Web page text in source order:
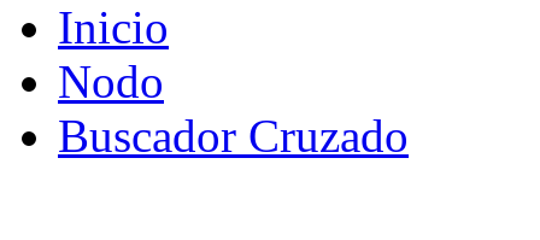
Inicio
Nodo
Buscador Cruzado